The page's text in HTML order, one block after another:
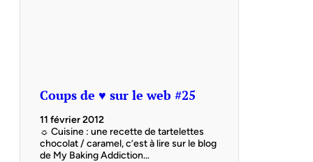
Coups de ♥ sur le web #25
11 février 2012
☼ Cuisine : une recette de tartelettes
chocolat / caramel, c’est à lire sur le blog
de My Baking Addiction…